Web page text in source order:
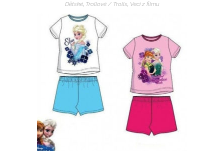
Dětské, Trollové / Trolls, Veci z filmu